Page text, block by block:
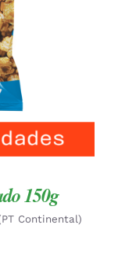
150g
Continental)